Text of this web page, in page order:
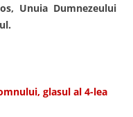
Unuia Dumnezeului
glasul al 4-lea